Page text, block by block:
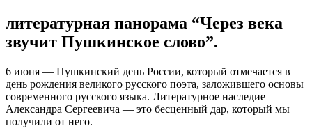
литературная панорама “Через века
звучит Пушкинское слово”.
6 июня — Пушкинский день России, который отмечается в
день рождения великого русского поэта, заложившего основы
современного русского языка. Литературное наследие
Александра Сергеевича — это бесценный дар, который мы
получили от него.